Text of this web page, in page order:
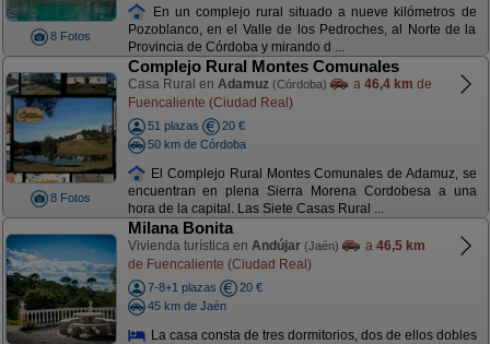
8 Fotos
En un complejo rural situado a nueve kilómetros de
Pozoblanco, en el Valle de los Pedroches, al Norte de la
Provincia de Córdoba y mirando d ...
8 Fotos
Complejo Rural Montes Comunales
Casa Rural en Adamuz (Córdoba) a 46,4 km de
Fuencaliente (Ciudad Real)
51 plazas
20 €
50 km de Córdoba
El Complejo Rural Montes Comunales de Adamuz, se
encuentran en plena Sierra Morena Cordobesa a una
hora de la capital. Las Siete Casas Rural ...
Milana Bonita
Vivienda turística en Andújar (Jaén) a 46,5 km
de Fuencaliente (Ciudad Real)
7-8+1 plazas
20 €
45 km de Jaén
La casa consta de tres dormitorios, dos de ellos dobles